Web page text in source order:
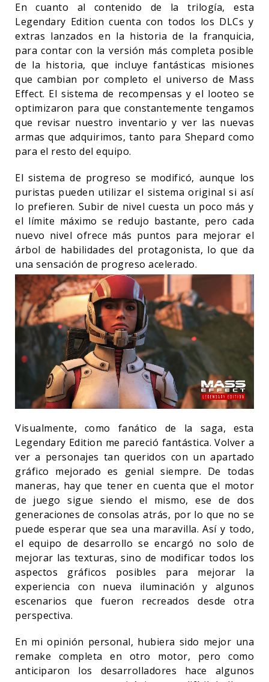
En cuanto al contenido de la trilogía, esta
Legendary Edition cuenta con todos los DLCs y
extras lanzados en la historia de la franquicia,
para contar con la versión más completa posible
de la historia, que incluye fantásticas misiones
que cambian por completo el universo de Mass
Effect. El sistema de recompensas y el looteo se
optimizaron para que constantemente tengamos
que revisar nuestro inventario y ver las nuevas
armas que adquirimos, tanto para Shepard como
para el resto del equipo.
El sistema de progreso se modificó, aunque los
puristas pueden utilizar el sistema original si así
lo prefieren. Subir de nivel cuesta un poco más y
el límite máximo se redujo bastante, pero cada
nuevo nivel ofrece más puntos para mejorar el
árbol de habilidades del protagonista, lo que da
una sensación de progreso acelerado.
Visualmente, como fanático de la saga, esta
Legendary Edition me pareció fantástica. Volver a
ver a personajes tan queridos con un apartado
gráfico mejorado es genial siempre. De todas
maneras, hay que tener en cuenta que el motor
de juego sigue siendo el mismo, ese de dos
generaciones de consolas atrás, por lo que no se
puede esperar que sea una maravilla. Así y todo,
el equipo de desarrollo se encargó no solo de
mejorar las texturas, sino de modificar todos los
aspectos gráficos posibles para mejorar la
experiencia con nueva iluminación y algunos
escenarios que fueron recreados desde otra
perspectiva.
En mi opinión personal, hubiera sido mejor una
remake completa en otro motor, pero como
anticiparon los desarrolladores hace algunos